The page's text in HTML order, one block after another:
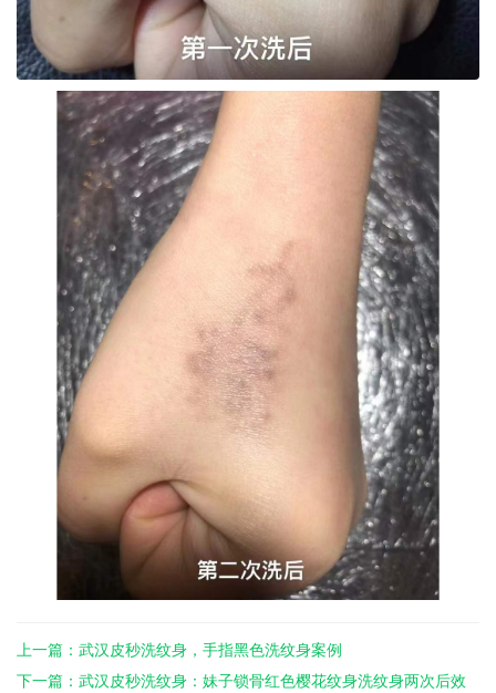
上一篇：武汉皮秒洗纹身，手指黑色洗纹身案例
下一篇：武汉皮秒洗纹身：妹子锁骨红色樱花纹身洗纹身两次后效